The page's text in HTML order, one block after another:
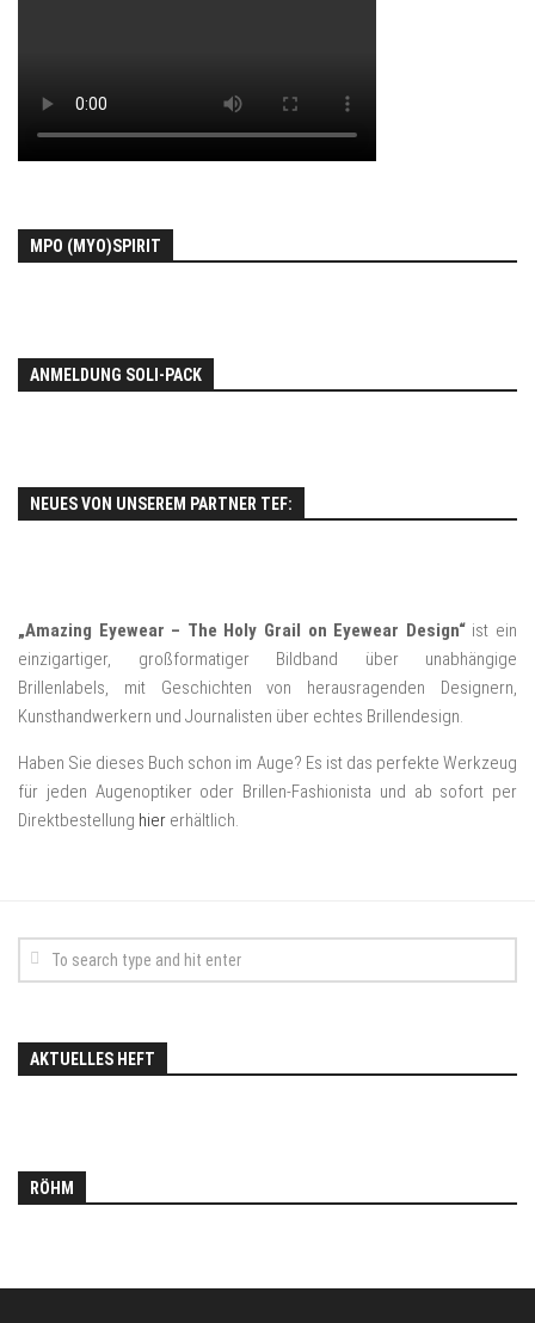
MPO (MYO)SPIRIT
ANMELDUNG SOLI-PACK
NEUES VON UNSEREM PARTNER TEF:
„Amazing Eyewear – The Holy Grail on Eyewear Design“ist ein
einzigartiger, großformatiger Bildband über unabhängige
Brillenlabels, mit Geschichten von herausragenden Designern,
Kunsthandwerkern und Journalisten über echtes Brillendesign.
Haben Sie dieses Buch schon im Auge? Es ist das perfekte Werkzeug
für jeden Augenoptiker oder Brillen-Fashionista und ab sofort per
Direktbestellung hier erhältlich.
AKTUELLES HEFT
RÖHM